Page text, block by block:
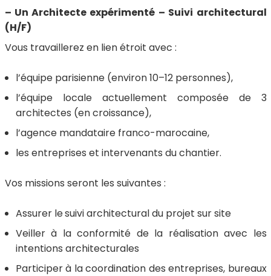
– Un Architecte expérimenté – Suivi architectural
(H/F)
Vous travaillerez en lien étroit avec :
l’équipe parisienne (environ 10–12 personnes),
l’équipe locale actuellement composée de 3
architectes (en croissance),
l’agence mandataire franco-marocaine,
les entreprises et intervenants du chantier.
Vos missions seront les suivantes :
Assurer lesuivi architectural du projet sur site
Veiller à la conformité de la réalisation avec les
intentions architecturales
Participer à la coordination des entreprises, bureaux